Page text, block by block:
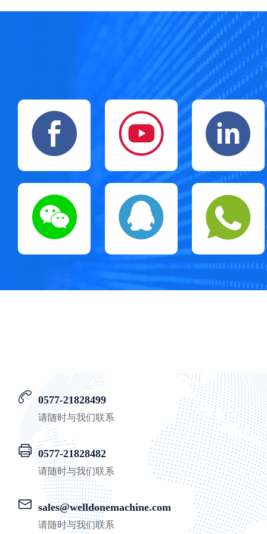
0577-21828499
请随时与我们联系
0577-21828482
请随时与我们联系
sales@welldonemachine.com
请随时与我们联系